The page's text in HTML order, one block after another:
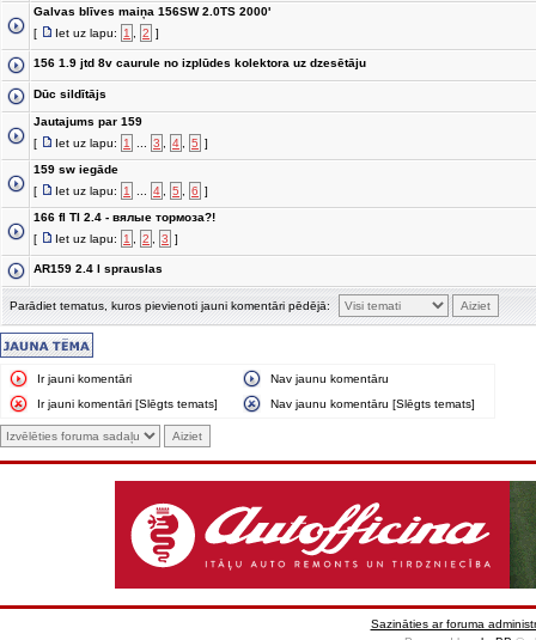
Galvas blīves maiņa 156SW 2.0TS 2000'
[
Iet uz lapu: 1 2 ]
156 1.9 jtd 8v caurule no izplūdes kolektora uz dzesētāju
Dūc sildītājs
Jautajums par 159
[
Iet uz lapu: 1 3 4 5 ]
159 sw iegāde
[
Iet uz lapu: 1 4 5 6 ]
166 fl TI 2.4 - вялые тормоза?!
[
Iet uz lapu: 1 2 3 ]
AR159 2.4 l sprauslas
Parādiet tematus, kuros pievienoti jauni komentāri pēdējā:
Ir jauni komentāri
Nav jaunu komentāru
Ir jauni komentāri [Slēgts temats]
Nav jaunu komentāru [Slēgts temats]
Sazināties ar foruma